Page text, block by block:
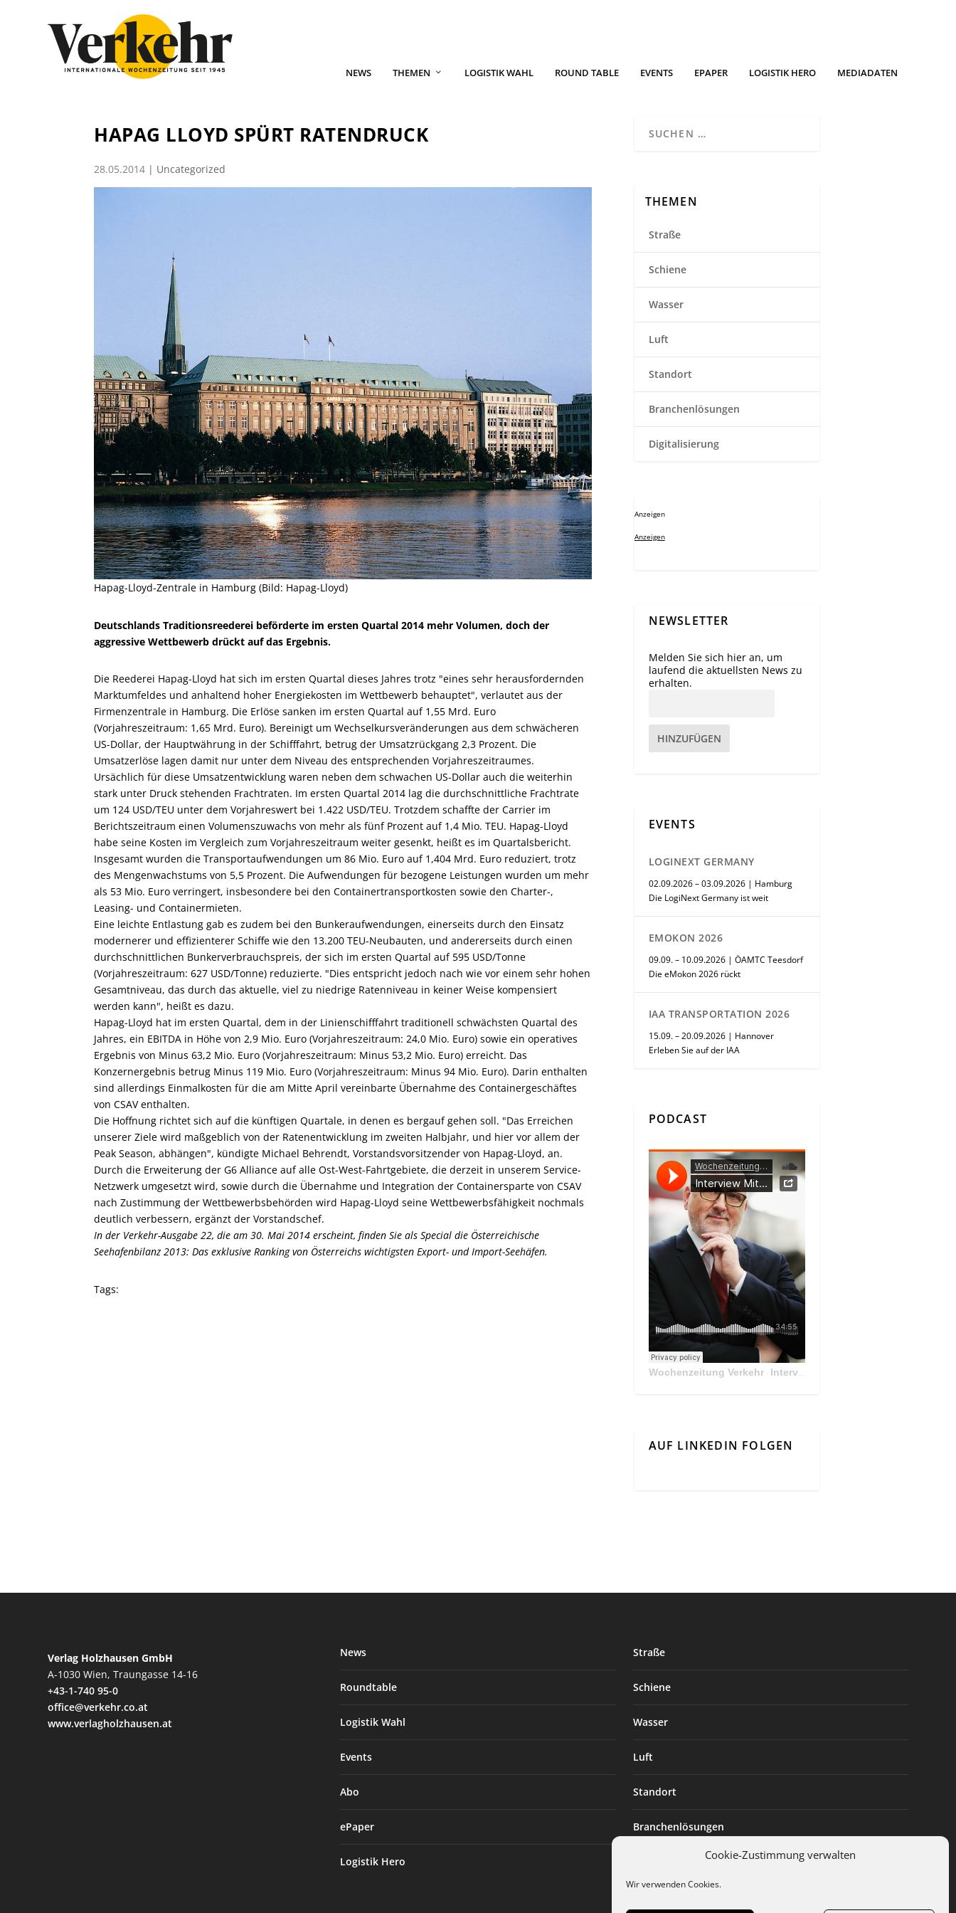
Cookie-Zustimmung verwalten
Wir verwenden Cookies.
NEWS THEMEN LOGISTIK WAHL ROUND TABLE EVENTS EPAPER LOGISTIK HERO MEDIADATEN
HAPAG LLOYD SPÜRT RATENDRUCK
28.05.2014 | Uncategorized
Hapag-Lloyd-Zentrale in Hamburg (Bild: Hapag-Lloyd)
Deutschlands Traditionsreederei beförderte im ersten Quartal 2014 mehr Volumen, doch der
aggressive Wettbewerb drückt auf das Ergebnis.
Die Reederei Hapag-Lloyd hat sich im ersten Quartal dieses Jahres trotz "eines sehr herausfordernden
Marktumfeldes und anhaltend hoher Energiekosten im Wettbewerb behauptet", verlautet aus der
Firmenzentrale in Hamburg. Die Erlöse sanken im ersten Quartal auf 1,55 Mrd. Euro
(Vorjahreszeitraum: 1,65 Mrd. Euro). Bereinigt um Wechselkursveränderungen aus dem schwächeren
US-Dollar, der Hauptwährung in der Schifffahrt, betrug der Umsatzrückgang 2,3 Prozent. Die
Umsatzerlöse lagen damit nur unter dem Niveau des entsprechenden Vorjahreszeitraumes.
Ursächlich für diese Umsatzentwicklung waren neben dem schwachen US-Dollar auch die weiterhin
stark unter Druck stehenden Frachtraten. Im ersten Quartal 2014 lag die durchschnittliche Frachtrate
um 124 USD/TEU unter dem Vorjahreswert bei 1.422 USD/TEU. Trotzdem schaffte der Carrier im
Berichtszeitraum einen Volumenszuwachs von mehr als fünf Prozent auf 1,4 Mio. TEU. Hapag-Lloyd
habe seine Kosten im Vergleich zum Vorjahreszeitraum weiter gesenkt, heißt es im Quartalsbericht.
Insgesamt wurden die Transportaufwendungen um 86 Mio. Euro auf 1,404 Mrd. Euro reduziert, trotz
des Mengenwachstums von 5,5 Prozent. Die Aufwendungen für bezogene Leistungen wurden um mehr
als 53 Mio. Euro verringert, insbesondere bei den Containertransportkosten sowie den Charter-,
Leasing- und Containermieten.
Eine leichte Entlastung gab es zudem bei den Bunkeraufwendungen, einerseits durch den Einsatz
modernerer und effizienterer Schiffe wie den 13.200 TEU-Neubauten, und andererseits durch einen
durchschnittlichen Bunkerverbrauchspreis, der sich im ersten Quartal auf 595 USD/Tonne
(Vorjahreszeitraum: 627 USD/Tonne) reduzierte. "Dies entspricht jedoch nach wie vor einem sehr hohen
Gesamtniveau, das durch das aktuelle, viel zu niedrige Ratenniveau in keiner Weise kompensiert
werden kann", heißt es dazu.
Hapag-Lloyd hat im ersten Quartal, dem in der Linienschifffahrt traditionell schwächsten Quartal des
Jahres, ein EBITDA in Höhe von 2,9 Mio. Euro (Vorjahreszeitraum: 24,0 Mio. Euro) sowie ein operatives
Ergebnis von Minus 63,2 Mio. Euro (Vorjahreszeitraum: Minus 53,2 Mio. Euro) erreicht. Das
Konzernergebnis betrug Minus 119 Mio. Euro (Vorjahreszeitraum: Minus 94 Mio. Euro). Darin enthalten
sind allerdings Einmalkosten für die am Mitte April vereinbarte Übernahme des Containergeschäftes
von CSAV enthalten.
Die Hoffnung richtet sich auf die künftigen Quartale, in denen es bergauf gehen soll. "Das Erreichen
unserer Ziele wird maßgeblich von der Ratenentwicklung im zweiten Halbjahr, und hier vor allem der
Peak Season, abhängen", kündigte Michael Behrendt, Vorstandsvorsitzender von Hapag-Lloyd, an.
Durch die Erweiterung der G6 Alliance auf alle Ost-West-Fahrtgebiete, die derzeit in unserem Service-
Netzwerk umgesetzt wird, sowie durch die Übernahme und Integration der Containersparte von CSAV
nach Zustimmung der Wettbewerbsbehörden wird Hapag-Lloyd seine Wettbewerbsfähigkeit nochmals
deutlich verbessern, ergänzt der Vorstandschef.
In der Verkehr-Ausgabe 22, die am 30. Mai 2014 erscheint, finden Sie als Special die Österreichische
Seehafenbilanz 2013: Das exklusive Ranking von Österreichs wichtigsten Export- und Import-Seehäfen.
Tags:
THEMEN
Straße
Schiene
Wasser
Luft
Standort
Branchenlösungen
Digitalisierung
Anzeigen
Anzeigen
NEWSLETTER
Melden Sie sich hier an, um
laufend die aktuellsten News zu
erhalten.
HINZUFÜGEN
EVENTS
LOGINEXT GERMANY
02.09.2026 – 03.09.2026 | Hamburg
Die LogiNext Germany ist weit
EMOKON 2026
09.09. – 10.09.2026 | ÖAMTC Teesdorf
Die eMokon 2026 rückt
IAA TRANSPORTATION 2026
15.09. – 20.09.2026 | Hannover
Erleben Sie auf der IAA
PODCAST
Wochenzeitung Verkehr· Interview Mit Andreas Matthä, CEO der ÖBB Holding
AUF LINKEDIN FOLGEN
Verlag Holzhausen GmbH
A-1030 Wien, Traungasse 14-16
+43-1-740 95-0
office@verkehr.co.at
www.verlagholzhausen.at
News
Roundtable
Logistik Wahl
Events
Abo
ePaper
Logistik Hero
Straße
Schiene
Wasser
Luft
Standort
Branchenlösungen